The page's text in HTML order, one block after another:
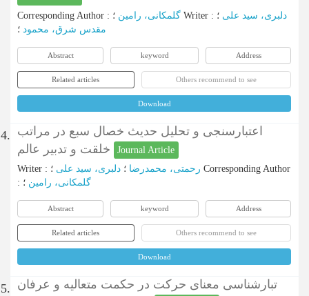
Corresponding Author : گلمکانی، رامین Writer : دلبری، سید علی ؛
مقدس شرق، محمود ؛
Abstract keyword Address
Related articles Others recommend to see
Download
4. اعتبارسنجی و تحلیل حدیث خصال سبع در مراتب
Journal Article
Writer : رحمتی، محمدرضا ؛ دلبری، سید علی
Corresponding Author
:
گلمکانی، رامین ؛
Abstract keyword Address
Related articles Others recommend to see
Download
5. تبارشناسی معنای حرکت در حکمت متعالیه و عرفان